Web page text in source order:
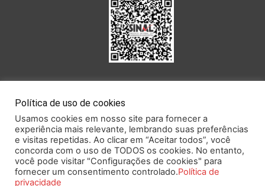
Este portal obedece às prescrições da Lei Geral de Proteção de Dados.
Política de uso de cookies
Usamos cookies em nosso site para fornecer a
experiência mais relevante, lembrando suas preferências
e visitas repetidas. Ao clicar em “Aceitar todos”, você
concorda com o uso de TODOS os cookies. No entanto,
você pode visitar "Configurações de cookies" para
fornecer um consentimento controlado.Política de
privacidade